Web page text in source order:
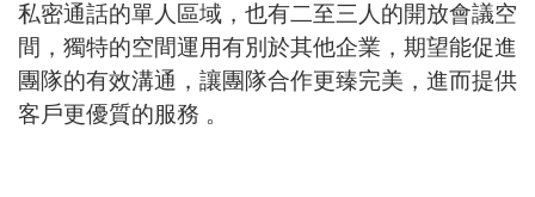
私密通話的單人區域，也有二至三人的開放會議空
間，獨特的空間運用有別於其他企業，期望能促進
團隊的有效溝通，讓團隊合作更臻完美，進而提供
客戶更優質的服務 。